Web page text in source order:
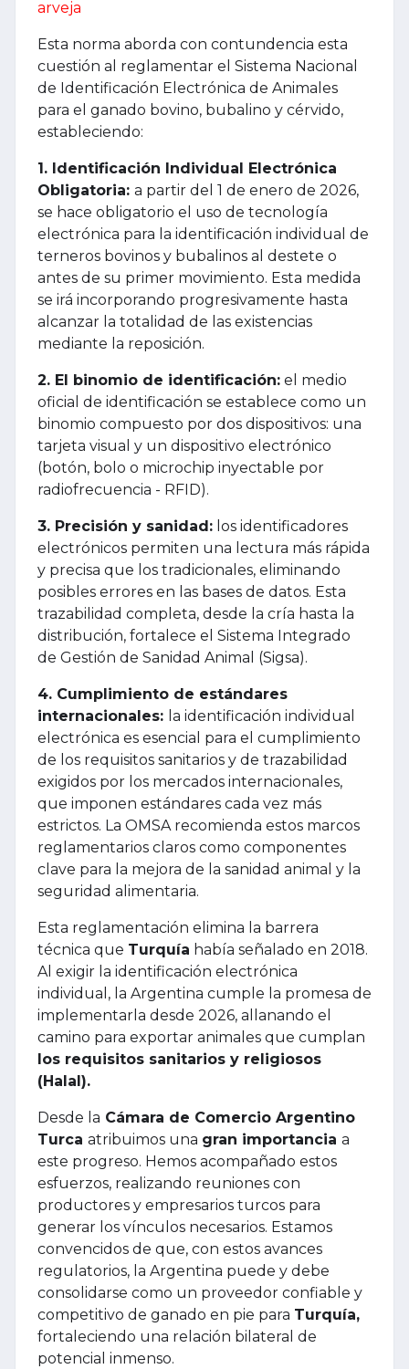
arveja
Esta norma aborda con contundencia esta
cuestión al reglamentar el Sistema Nacional
de Identificación Electrónica de Animales
para el ganado bovino, bubalino y cérvido,
estableciendo:
1. Identificación Individual Electrónica
Obligatoria: a partir del 1 de enero de 2026,
se hace obligatorio el uso de tecnología
electrónica para la identificación individual de
terneros bovinos y bubalinos al destete o
antes de su primer movimiento. Esta medida
se irá incorporando progresivamente hasta
alcanzar la totalidad de las existencias
mediante la reposición.
2. El binomio de identificación: el medio
oficial de identificación se establece como un
binomio compuesto por dos dispositivos: una
tarjeta visual y un dispositivo electrónico
(botón, bolo o microchip inyectable por
radiofrecuencia - RFID).
3. Precisión y sanidad: los identificadores
electrónicos permiten una lectura más rápida
y precisa que los tradicionales, eliminando
posibles errores en las bases de datos. Esta
trazabilidad completa, desde la cría hasta la
distribución, fortalece el Sistema Integrado
de Gestión de Sanidad Animal (Sigsa).
4. Cumplimiento de estándares
internacionales: la identificación individual
electrónica es esencial para el cumplimiento
de los requisitos sanitarios y de trazabilidad
exigidos por los mercados internacionales,
que imponen estándares cada vez más
estrictos. La OMSA recomienda estos marcos
reglamentarios claros como componentes
clave para la mejora de la sanidad animal y la
seguridad alimentaria.
Esta reglamentación elimina la barrera
técnica que Turquía había señalado en 2018.
Al exigir la identificación electrónica
individual, la Argentina cumple la promesa de
implementarla desde 2026, allanando el
camino para exportar animales que cumplan
los requisitos sanitarios y religiosos
(Halal).
Desde la Cámara de Comercio Argentino
Turca atribuimos una gran importancia a
este progreso. Hemos acompañado estos
esfuerzos, realizando reuniones con
productores y empresarios turcos para
generar los vínculos necesarios. Estamos
convencidos de que, con estos avances
regulatorios, la Argentina puede y debe
consolidarse como un proveedor confiable y
competitivo de ganado en pie para Turquía,
fortaleciendo una relación bilateral de
potencial inmenso.